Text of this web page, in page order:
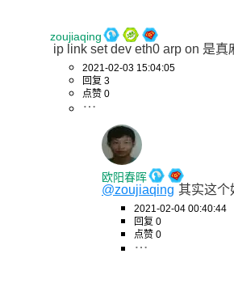
zoujiaqing
ip link set dev eth0 arp on 是真
2021-02-03 15:04:05
回复 3
点赞 0
欧阳春晖
@zoujiaqing 其实这个
2021-02-04 00:40:44
回复 0
点赞 0